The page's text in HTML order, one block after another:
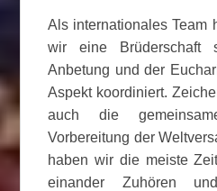
Als internationales Team
wir eine Brüderschaft
Anbetung und der
Aspekt koordiniert.
auch die
Vorbereitung der
haben wir die meiste
einander Zuhören